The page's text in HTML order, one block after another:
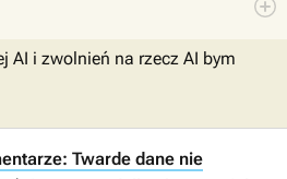
AI i zwolnień na rzecz AI bym
Twarde dane nie